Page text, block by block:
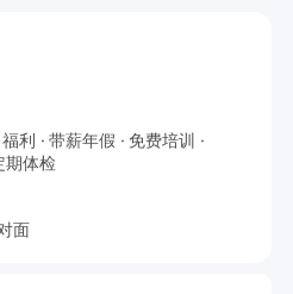
利 带薪年假
免费培训
期体检
面